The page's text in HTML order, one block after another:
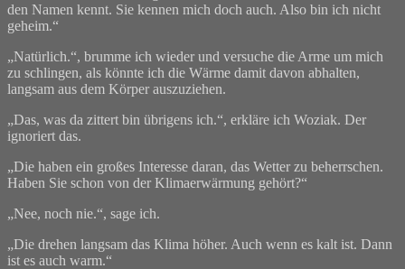
den Namen kennt. Sie kennen mich doch auch. Also bin ich nicht
geheim.“
„Natürlich.“, brumme ich wieder und versuche die Arme um mich
zu schlingen, als könnte ich die Wärme damit davon abhalten,
langsam aus dem Körper auszuziehen.
„Das, was da zittert bin übrigens ich.“, erkläre ich Woziak. Der
ignoriert das.
„Die haben ein großes Interesse daran, das Wetter zu beherrschen.
Haben Sie schon von der Klimaerwärmung gehört?“
„Nee, noch nie.“, sage ich.
„Die drehen langsam das Klima höher. Auch wenn es kalt ist. Dann
ist es auch warm.“